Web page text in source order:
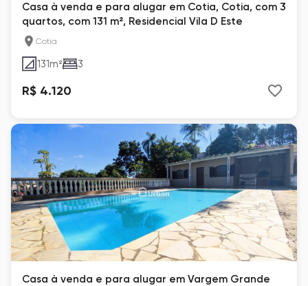
Casa à venda e para alugar em Cotia, Cotia, com 3
quartos, com 131 m², Residencial Vila D Este
Cotia
131m² 3
R$ 4.120
Casa à venda e para alugar em Vargem Grande